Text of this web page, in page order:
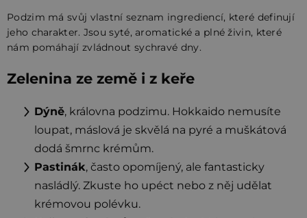
Podzim má svůj vlastní seznam ingrediencí, které definují
jeho charakter. Jsou syté, aromatické a plné živin, které
nám pomáhají zvládnout sychravé dny.
Zelenina ze země i z keře
Dýně, královna podzimu. Hokkaido nemusíte
loupat, máslová je skvělá na pyré a muškátová
dodá šmrnc krémům.
Pastinák, často opomíjený, ale fantasticky
nasládlý. Zkuste ho upéct nebo z něj udělat
krémovou polévku.